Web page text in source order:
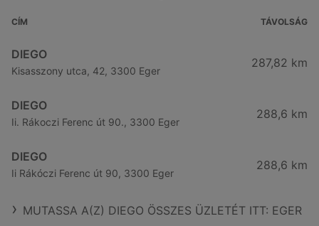
CÍM TÁVOLSÁG
DIEGO
Kisasszony utca, 42, 3300 Eger
287,82 km
DIEGO
Ii. Rákoczi Ferenc út 90., 3300 Eger
288,6 km
DIEGO
Ii Rákóczi Ferenc út 90, 3300 Eger
288,6 km
MUTASSA A(Z) DIEGO ÖSSZES ÜZLETÉT ITT: EGER